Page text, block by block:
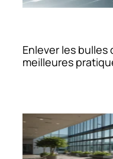
Enlever les bulles
meilleures